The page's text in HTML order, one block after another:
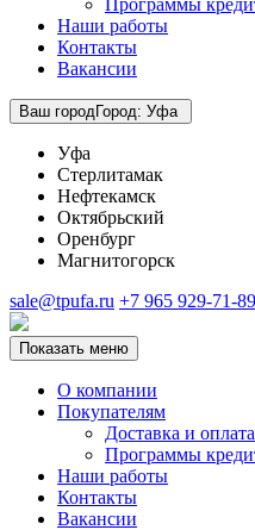
Программы
Наши работы
Контакты
Вакансии
Ваш городГород: Уфа
Уфа
Стерлитамак
Нефтекамск
Октябрьский
Оренбург
Магнитогорск
sale@tpufa.ru +7 965 929-71-89
Показать меню
О компании
Покупателям
Доставка и
Программы
Наши работы
Контакты
Вакансии